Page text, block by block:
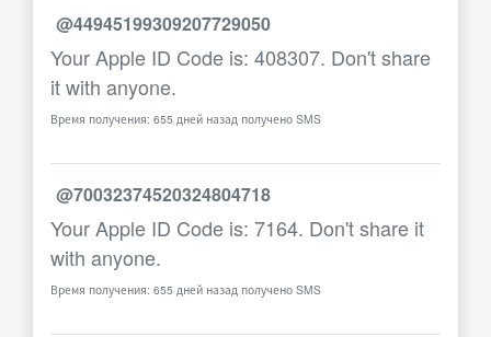
@44945199309207729050
Your Apple ID Code is: 408307. Don't share
it with anyone.
Время получения: 655 дней назад получено SMS
@70032374520324804718
Your Apple ID Code is: 7164. Don't share it
with anyone.
Время получения: 655 дней назад получено SMS